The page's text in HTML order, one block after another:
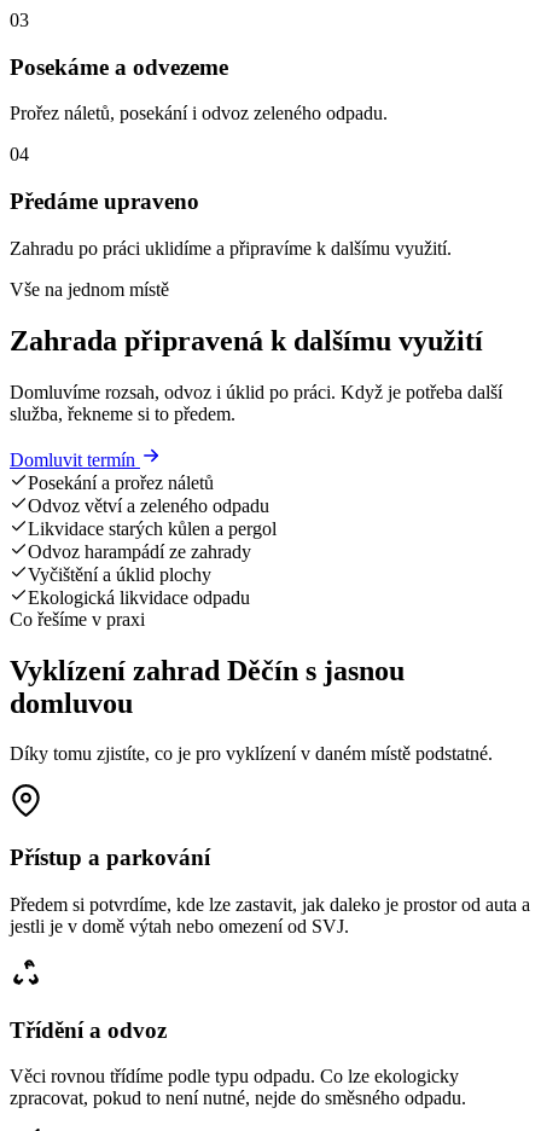
03
Posekáme a odvezeme
Prořez náletů, posekání i odvoz zeleného odpadu.
04
Předáme upraveno
Zahradu po práci uklidíme a připravíme k dalšímu využití.
Vše na jednom místě
Zahrada připravená k dalšímu využití
Domluvíme rozsah, odvoz i úklid po práci. Když je potřeba další
služba, řekneme si to předem.
Domluvit termín
Posekání a prořez náletů
Odvoz větví a zeleného odpadu
Likvidace starých kůlen a pergol
Odvoz harampádí ze zahrady
Vyčištění a úklid plochy
Ekologická likvidace odpadu
Co řešíme v praxi
Vyklízení zahrad Děčín s jasnou
domluvou
Díky tomu zjistíte, co je pro vyklízení v daném místě podstatné.
Přístup a parkování
Předem si potvrdíme, kde lze zastavit, jak daleko je prostor od auta a
jestli je v domě výtah nebo omezení od SVJ.
Třídění a odvoz
Věci rovnou třídíme podle typu odpadu. Co lze ekologicky
zpracovat, pokud to není nutné, nejde do směsného odpadu.